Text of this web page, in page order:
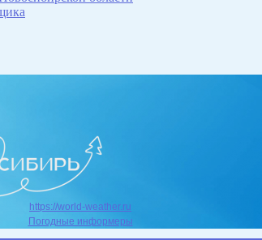
https://world-weather.ru
Погодные информеры